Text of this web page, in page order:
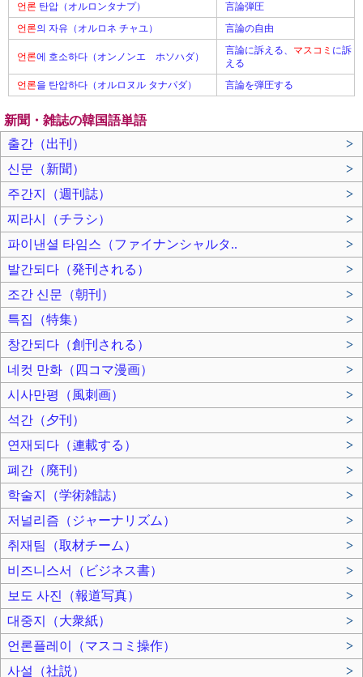
언론 탄압（オルロンタナプ）
言論弾圧
언론의 자유（オルロネ チャユ） 言論の自由
언론에 호소하다（オンノンエ ホソハダ）
言論に訴える、 マスコミ に訴
える
언론을 탄압하다（オルロヌル タナパダ） 言論を弾圧する
新聞・雑誌の韓国語単語
출간（出刊）
>
신문（新聞）
>
주간지（週刊誌）
>
찌라시（チラシ）
>
파이낸셜 타임스（ファイナンシャルタ..
>
발간되다（発刊される）
>
조간 신문（朝刊）
>
특집（特集）
>
창간되다（創刊される）
>
네컷 만화（四コマ漫画）
>
시사만평（風刺画）
>
석간（夕刊）
>
연재되다（連載する）
>
폐간（廃刊）
>
학술지（学術雑誌）
>
저널리즘（ジャーナリズム）
>
취재팀（取材チーム）
>
비즈니스서（ビジネス書）
>
보도 사진（報道写真）
>
대중지（大衆紙）
>
언론플레이（マスコミ操作）
>
사설（社説）
>